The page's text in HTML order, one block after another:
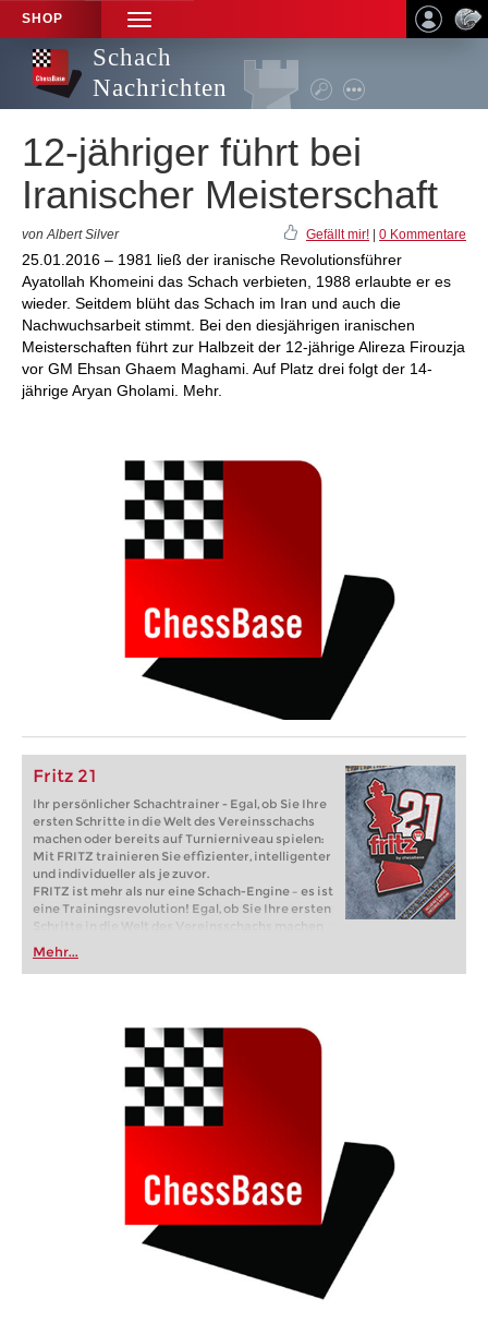
SHOP
TOGGLE
NAVIGATION
Schach
Nachrichten
12-jähriger führt bei
Iranischer Meisterschaft
von Albert Silver Gefällt mir! 0 Kommentare
25.01.2016 – 1981 ließ der iranische Revolutionsführer
Ayatollah Khomeini das Schach verbieten, 1988 erlaubte er es
wieder. Seitdem blüht das Schach im Iran und auch die
Nachwuchsarbeit stimmt. Bei den diesjährigen iranischen
Meisterschaften führt zur Halbzeit der 12-jährige Alireza Firouzja
vor GM Ehsan Ghaem Maghami. Auf Platz drei folgt der 14-
jährige Aryan Gholami. Mehr.
Fritz 21
Ihr persönlicher Schachtrainer - Egal, ob Sie Ihre
ersten Schritte in die Welt des Vereinsschachs
machen oder bereits auf Turnierniveau spielen:
Mit FRITZ trainieren Sie effizienter, intelligenter
und individueller als je zuvor.
FRITZ ist mehr als nur eine Schach-Engine – es ist
eine Trainingsrevolution! Egal, ob Sie Ihre ersten
Schritte in die Welt des Vereinsschachs machen
oder bereits auf Turnierniveau spielen: Mit
FRITZ trainieren Sie effizienter, intelligenter und
individueller als je zuvor.
Mehr...